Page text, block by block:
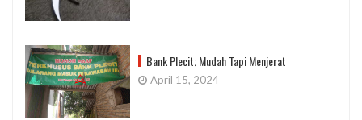
Bank Plecit; Mudah Tapi Menjerat
April 15, 2024